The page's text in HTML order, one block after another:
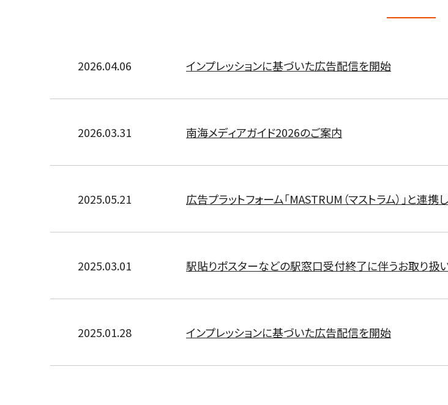
2026.04.06 インプレッションに基づいた広告配信を開始
2026.03.31 南海メディアガイド2026のご案内
2025.05.21 広告プラットフォーム「MASTRUM（マストラム）」と連
2025.03.01 駅貼りポスターなどの駅窓口受付終了に伴うお取り扱
2025.01.28 インプレッションに基づいた広告配信を開始